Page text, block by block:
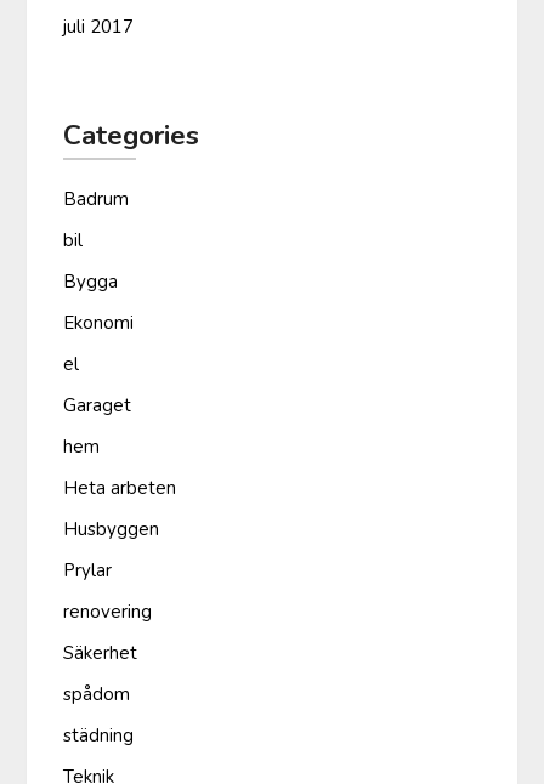
juli 2017
Categories
Badrum
bil
Bygga
Ekonomi
el
Garaget
hem
Heta arbeten
Husbyggen
Prylar
renovering
Säkerhet
spådom
städning
Teknik